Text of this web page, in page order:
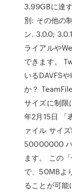
3.99GBに達
別: その他の
ン. 3.0.0;
ライアルや
できます。
いるDAVFS
か？
サイズに制
年2月15日 「
ァイル サイ
50000000 バ
ます。 この
で、50MBよ
ることが可能